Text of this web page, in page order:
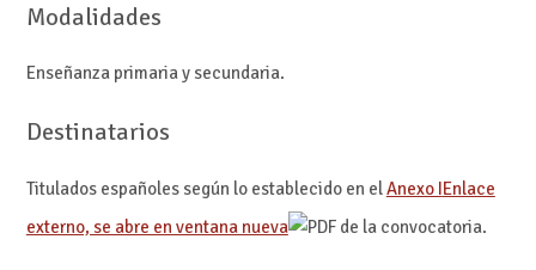
Modalidades
Enseñanza primaria y secundaria.
Destinatarios
Titulados españoles según lo establecido en elAnexo IEnlace
externo, se abre en ventana nueva
de la convocatoria.